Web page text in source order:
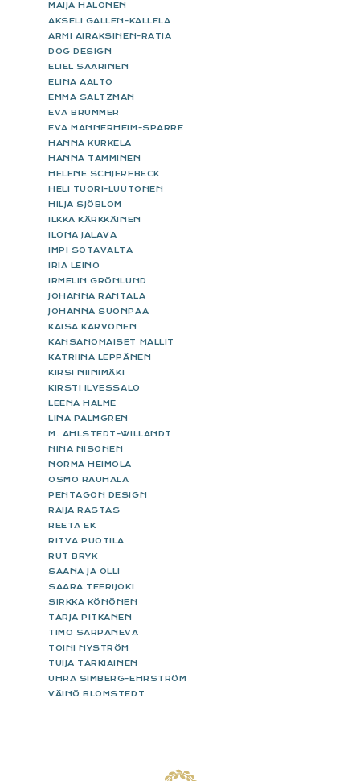
MAIJA HALONEN
AKSELI GALLEN-KALLELA
ARMI AIRAKSINEN-RATIA
DOG DESIGN
ELIEL SAARINEN
ELINA AALTO
EMMA SALTZMAN
EVA BRUMMER
EVA MANNERHEIM-SPARRE
HANNA KURKELA
HANNA TAMMINEN
HELENE SCHJERFBECK
HELI TUORI-LUUTONEN
HILJA SJÖBLOM
ILKKA KÄRKKÄINEN
ILONA JALAVA
IMPI SOTAVALTA
IRIA LEINO
IRMELIN GRÖNLUND
JOHANNA RANTALA
JOHANNA SUONPÄÄ
KAISA KARVONEN
KANSANOMAISET MALLIT
KATRIINA LEPPÄNEN
KIRSI NIINIMÄKI
KIRSTI ILVESSALO
LEENA HALME
LINA PALMGREN
M. AHLSTEDT-WILLANDT
NINA NISONEN
NORMA HEIMOLA
OSMO RAUHALA
PENTAGON DESIGN
RAIJA RASTAS
REETA EK
RITVA PUOTILA
RUT BRYK
SAANA JA OLLI
SAARA TEERIJOKI
SIRKKA KÖNÖNEN
TARJA PITKÄNEN
TIMO SARPANEVA
TOINI NYSTRÖM
TUIJA TARKIAINEN
UHRA SIMBERG-EHRSTRÖM
VÄINÖ BLOMSTEDT